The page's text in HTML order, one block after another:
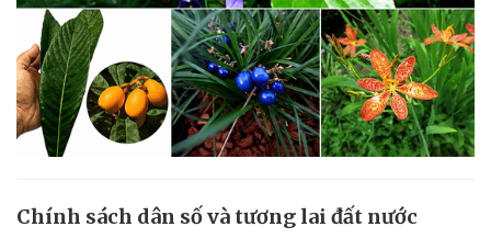
Chính sách dân số và tương lai đất nước